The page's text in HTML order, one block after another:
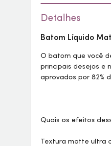
Detalhes
Batom Líquido
O batom que você
principais desejos e
aprovados por 82%
Quais os efeitos
Textura matte ultra